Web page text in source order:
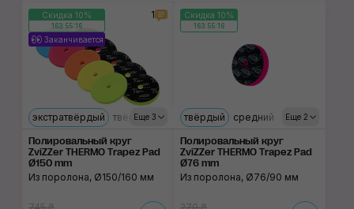
Скидка 10%
163:55:15
Заканчивается
1
Еще 3
экстратвёрдый твёрдый ультрамягкий средний мягкий
Полировальный круг
ZviZZer THERMO Trapez Pad
Ø150 mm
Из поролона, Ø150/160 мм
Скидка 10%
163:55:15
Еще 2
твёрдый средний мягкий
Полировальный круг
ZviZZer THERMO Trapez Pad
Ø76 mm
Из поролона, Ø76/90 мм